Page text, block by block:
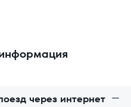
через интернет